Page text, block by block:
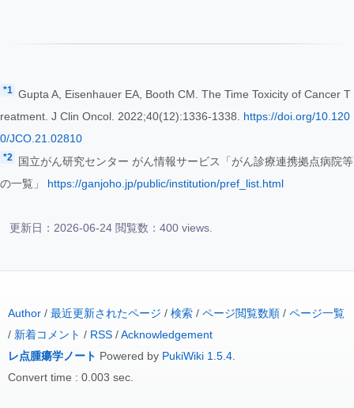
*1 Gupta A, Eisenhauer EA, Booth CM. The Time Toxicity of Cancer T
reatment. J Clin Oncol. 2022;40(12):1336-1338. https://doi.org/10.120
0/JCO.21.02810
*2
国立がん研究センター がん情報サービス「がん診療連携拠点病院等
の一覧」 https://ganjoho.jp/public/institution/pref_list.html
更新日：2026-06-24 閲覧数：400 views.
Author / 最近更新されたページ / 検索 / ページ閲覧数順 / ページ一覧
/ 新着コメント / RSS / Acknowledgement
レ点腫瘍学ノート Powered by PukiWiki 1.5.4.
Convert time : 0.003 sec.